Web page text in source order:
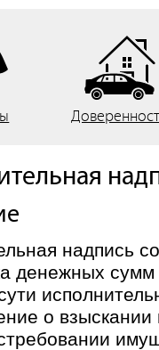
надпись
денежных сумм
о